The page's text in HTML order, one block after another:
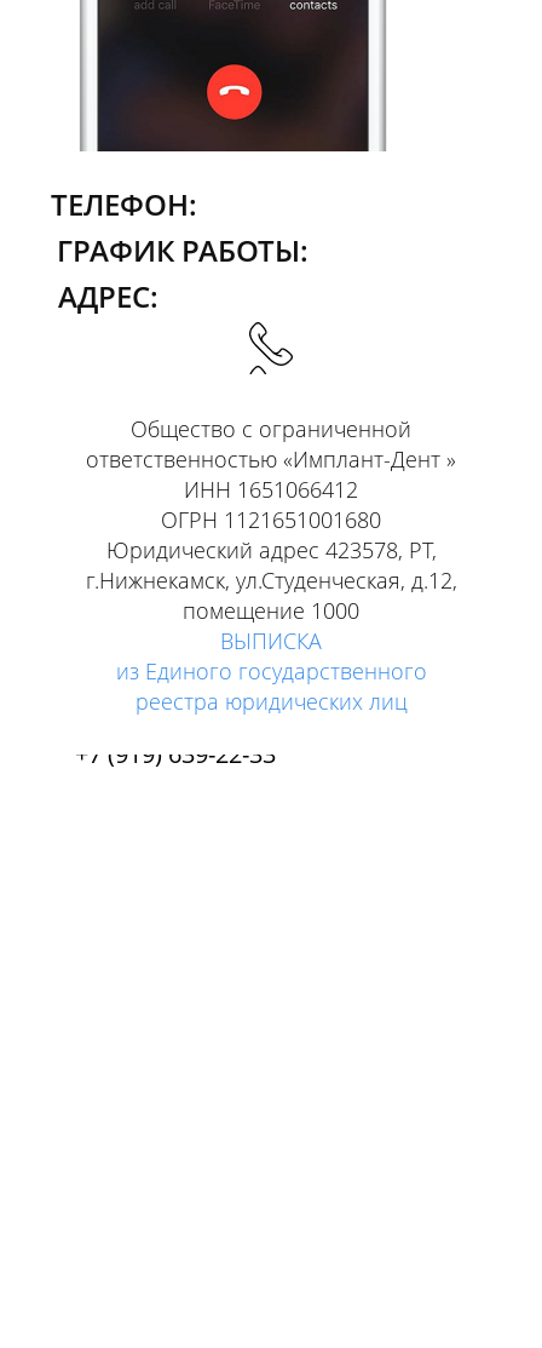
ТЕЛЕФОН:
ГРАФИК РАБОТЫ:
АДРЕС:
Пн-Пт: с 8-00 по 20-00 Мск
Сб-Вс: с 9-00 по 15-00 Мск
СОЦ. СЕТИ:
+7 (8555) 39-22-33
+7 (917) 239-22-33
+7 (919) 639-22-33
Общество с ограниченной
ответственностью «Имплант-Дент »
ИНН 1651066412
ОГРН 1121651001680
Юридический адрес 423578, РТ,
г.Нижнекамск, ул.Студенческая, д.12,
помещение 1000
ВЫПИСКА
из Единого государственного
реестра юридических лиц